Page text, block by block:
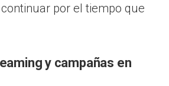
por el tiempo que
y campañas en